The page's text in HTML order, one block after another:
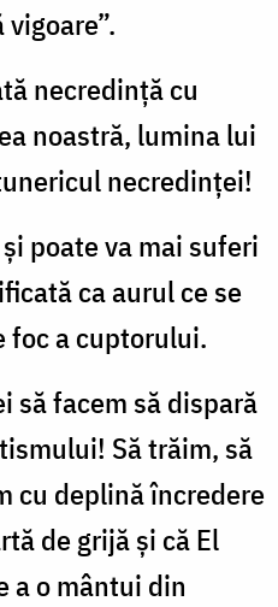
necredinţă cu
noastră, lumina lui
necredinţei!
poate va mai suferi
ca aurul ce se
foc a cuptorului.
să facem să dispară
Să trăim, să
cu deplină încredere
de grijă şi că El
a o mântui din